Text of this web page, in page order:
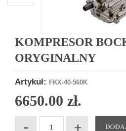
KOMPRESOR
ORYGINALNY
Artykuł: FKX-40-560K
6650.00 zł.